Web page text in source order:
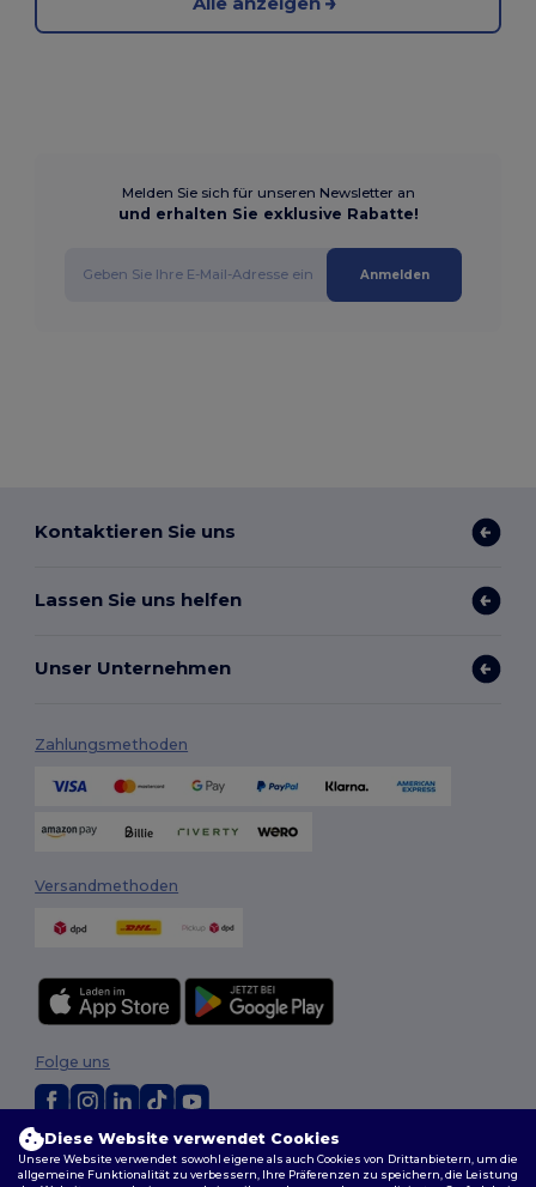
Melden Sie sich für unseren Newsletter an
und erhalten Sie exklusive Rabatte!
Anmelden
Kontaktieren Sie uns
Lassen Sie uns helfen
Unser Unternehmen
Zahlungsmethoden
Versandmethoden
2026. Alle Rechte vorbehalten
Allgemeine Geschäftsbedingungen|Personalisierungsrichtlinien|
Folge uns
Diese Website verwendet Cookies
Unsere Website verwendet sowohl eigene als auch Cookies von Drittanbietern, um die
allgemeine Funktionalität zu verbessern, Ihre Präferenzen zu speichern, die Leistung